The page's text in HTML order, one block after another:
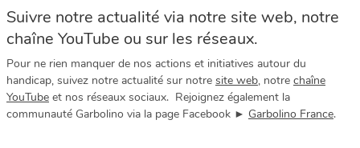
Suivre notre actualité via notre site web, notre
chaîne YouTube ou sur les réseaux.
Pour ne rien manquer de nos actions et initiatives autour du
handicap, suivez notre actualité sur notre site web, notre chaîne
YouTube et nos réseaux sociaux. Rejoignez également la
communauté Garbolino via la page Facebook ► Garbolino France.